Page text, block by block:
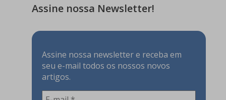
Assine nossa Newsletter!
Assine nossa newsletter e receba em
seu e-mail todos os nossos novos
artigos.